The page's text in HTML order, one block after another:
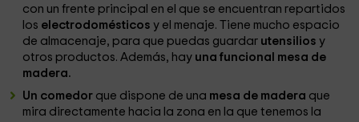
con un frente principal en el que se encuentran repartidos
los electrodomésticosy el menaje. Tiene mucho espacio
de almacenaje, para que puedas guardar utensiliosy
otros productos. Además, hay una funcional mesa de
madera.
Un comedor que dispone de una mesa de madera que
mira directamente hacia la zona en la que tenemos la